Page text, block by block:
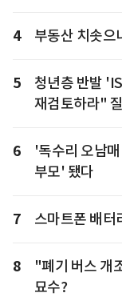
4 부동산 치솟
5
청년층 반발
재검토하라"
6
'독수리 오남
부모' 됐다
7 스마트폰 배터
8
"폐기 버스 개
묘수?